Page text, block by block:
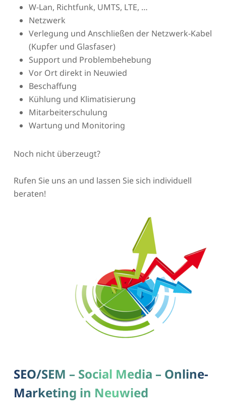
W-Lan, Richtfunk, UMTS, LTE, …
Netzwerk
Verlegung und Anschließen der Netzwerk-Kabel
(Kupfer und Glasfaser)
Support und Problembehebung
Vor Ort direkt in Neuwied
Beschaffung
Kühlung und Klimatisierung
Mitarbeiterschulung
Wartung und Monitoring
Noch nicht überzeugt?
Rufen Sie uns an und lassen Sie sich individuell
beraten!
SEO/SEM – Social Media – Online-
Marketing in Neuwied